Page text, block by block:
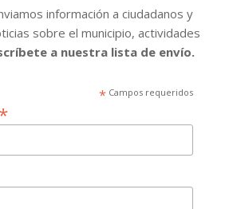
información a ciudadanos y
sobre el municipio, actividades
a nuestra lista de envío.
*Campos requeridos
*